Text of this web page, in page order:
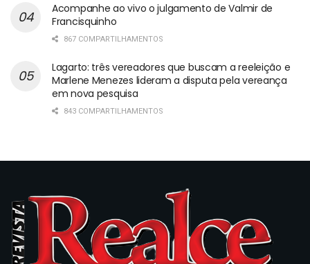
Acompanhe ao vivo o julgamento de Valmir de
Francisquinho
867 COMPARTILHAMENTOS
Lagarto: três vereadores que buscam a reeleição e
Marlene Menezes lideram a disputa pela vereança
em nova pesquisa
843 COMPARTILHAMENTOS